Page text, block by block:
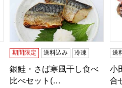
期間限定 送料込み 冷凍
銀鮭・さば寒風干し食べ
比べセット(…
送
小
合